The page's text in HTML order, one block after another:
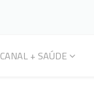
CANAL + SAÚDE